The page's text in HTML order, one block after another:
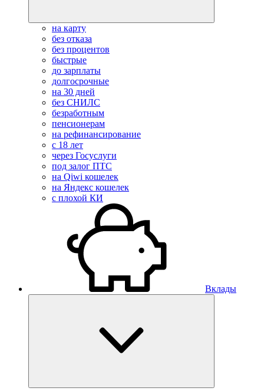
на карту
без отказа
без процентов
быстрые
до зарплаты
долгосрочные
на 30 дней
без СНИЛС
безработным
пенсионерам
на рефинансирование
с 18 лет
через Госуслуги
под залог ПТС
на Qiwi кошелек
на Яндекс кошелек
с плохой КИ
Вклады